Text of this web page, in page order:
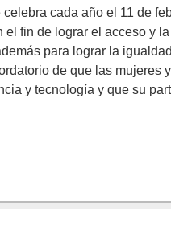
celebra cada año el 11 de
fin de lograr el acceso y
para lograr la
de que las mujeres
y tecnología y que su